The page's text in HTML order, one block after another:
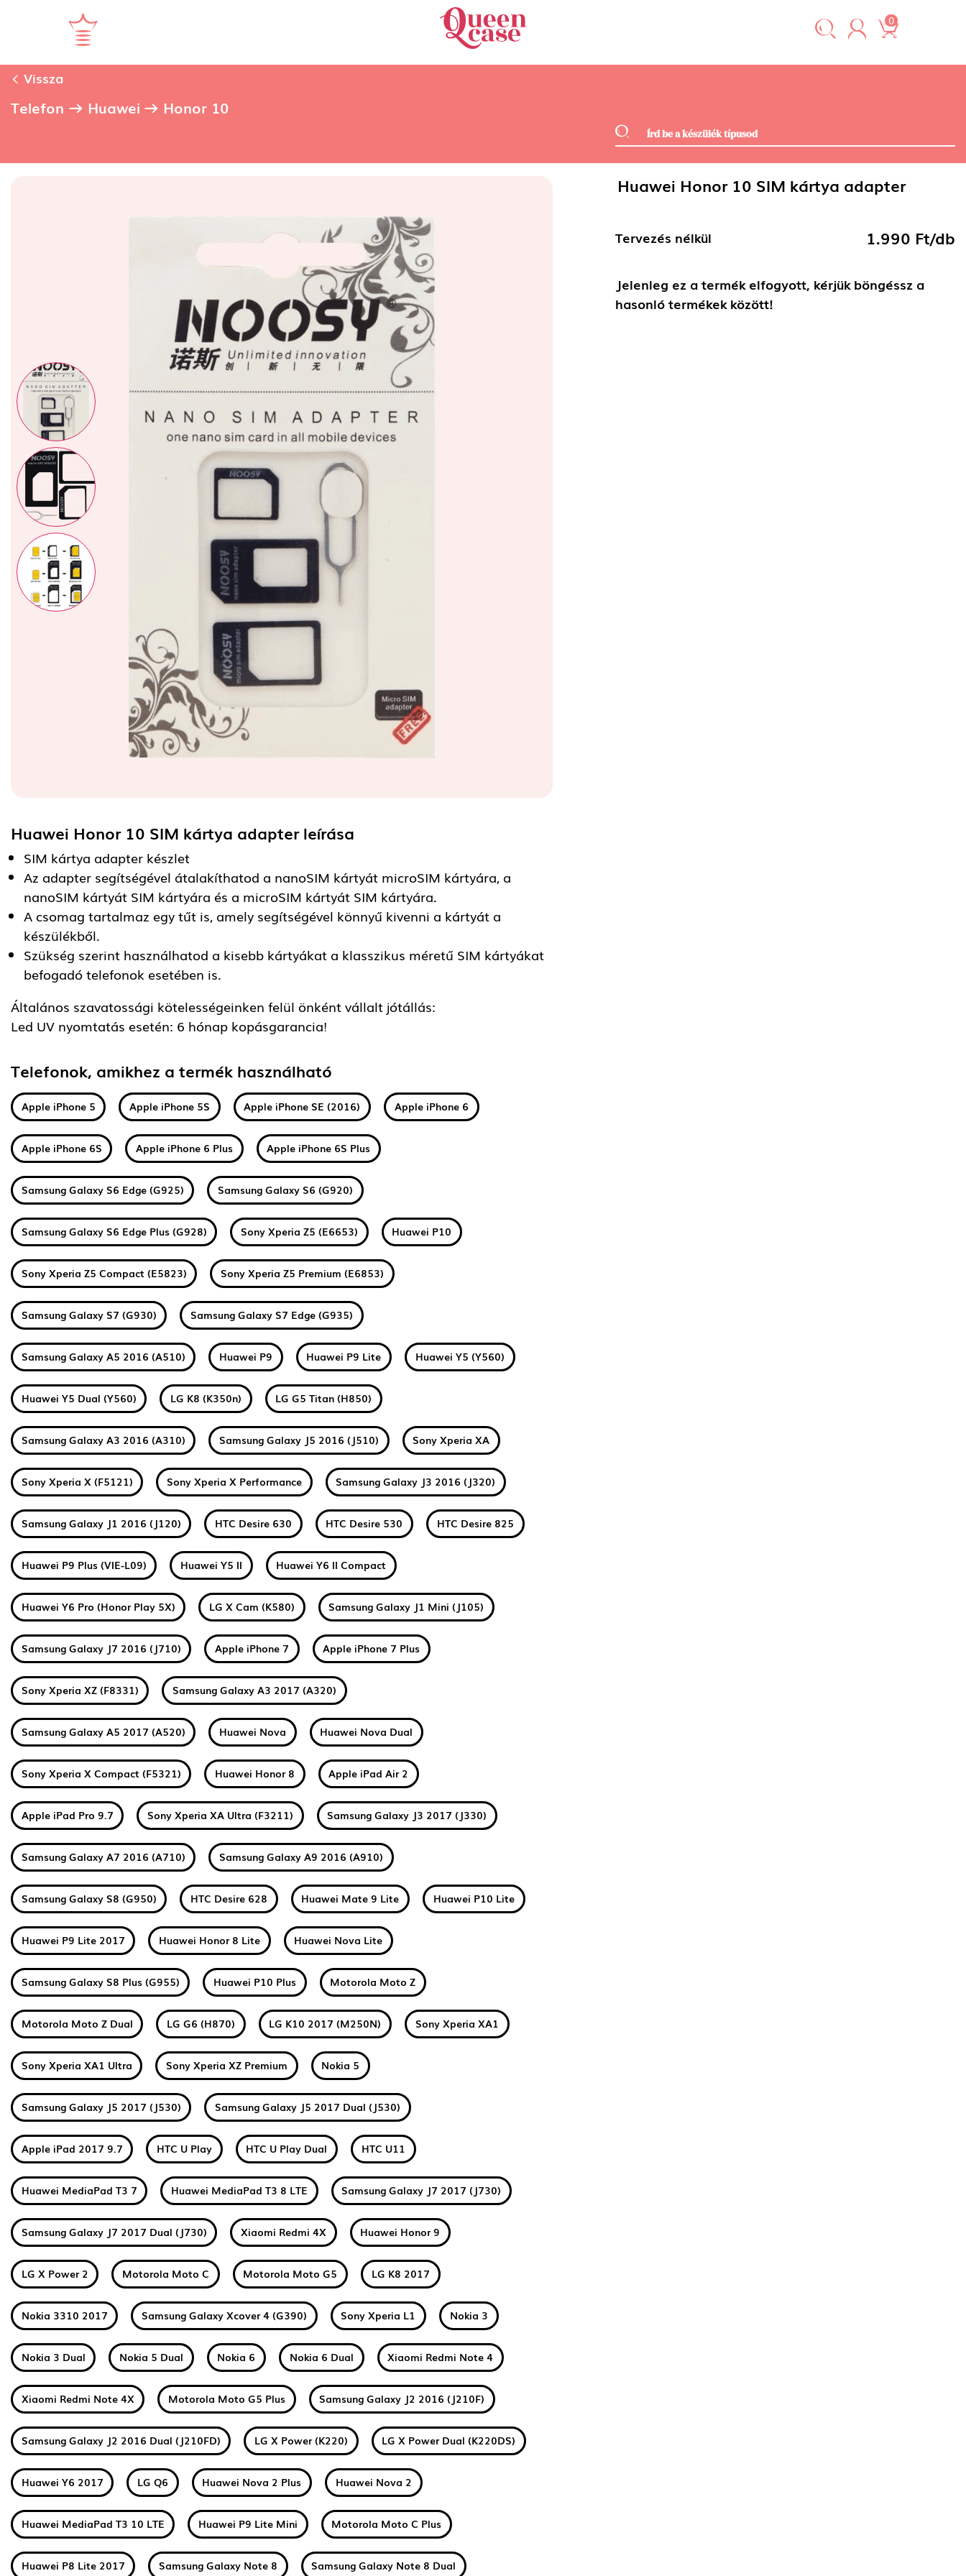
0
Vissza
Telefon Huawei Honor 10
Huawei Honor 10 SIM kártya adapterleírása
SIM kártya adapter készlet
Az adapter segítségével átalakíthatod a nanoSIM kártyát microSIM kártyára, a
nanoSIM kártyát SIM kártyára és a microSIM kártyát SIM kártyára.
A csomag tartalmaz egy tűt is, amely segítségével könnyű kivenni a kártyát a
készülékből.
Szükség szerint használhatod a kisebb kártyákat a klasszikus méretű SIM kártyákat
befogadó telefonok esetében is.
Általános szavatossági kötelességeinken felül önként vállalt jótállás:
Led UV nyomtatás esetén: 6 hónap kopásgarancia!
Telefonok, amikhez a termék használható
Apple iPhone 5 Apple iPhone 5S Apple iPhone SE (2016) Apple iPhone 6
Apple iPhone 6S Apple iPhone 6 Plus Apple iPhone 6S Plus
Samsung Galaxy S6 Edge (G925) Samsung Galaxy S6 (G920)
Samsung Galaxy S6 Edge Plus (G928) Sony Xperia Z5 (E6653) Huawei P10
Sony Xperia Z5 Compact (E5823) Sony Xperia Z5 Premium (E6853)
Samsung Galaxy S7 (G930) Samsung Galaxy S7 Edge (G935)
Samsung Galaxy A5 2016 (A510) Huawei P9 Huawei P9 Lite Huawei Y5 (Y560)
Huawei Y5 Dual (Y560) LG K8 (K350n) LG G5 Titan (H850)
Samsung Galaxy A3 2016 (A310) Samsung Galaxy J5 2016 (J510) Sony Xperia XA
Sony Xperia X (F5121) Sony Xperia X Performance Samsung Galaxy J3 2016 (J320)
Samsung Galaxy J1 2016 (J120) HTC Desire 630 HTC Desire 530 HTC Desire 825
Huawei P9 Plus (VIE-L09) Huawei Y5 II Huawei Y6 II Compact
Huawei Y6 Pro (Honor Play 5X) LG X Cam (K580) Samsung Galaxy J1 Mini (J105)
Samsung Galaxy J7 2016 (J710) Apple iPhone 7 Apple iPhone 7 Plus
Sony Xperia XZ (F8331) Samsung Galaxy A3 2017 (A320)
Samsung Galaxy A5 2017 (A520) Huawei Nova Huawei Nova Dual
Sony Xperia X Compact (F5321) Huawei Honor 8 Apple iPad Air 2
Apple iPad Pro 9.7 Sony Xperia XA Ultra (F3211) Samsung Galaxy J3 2017 (J330)
Samsung Galaxy A7 2016 (A710) Samsung Galaxy A9 2016 (A910)
Samsung Galaxy S8 (G950) HTC Desire 628 Huawei Mate 9 Lite Huawei P10 Lite
Huawei P9 Lite 2017 Huawei Honor 8 Lite Huawei Nova Lite
Samsung Galaxy S8 Plus (G955) Huawei P10 Plus Motorola Moto Z
Motorola Moto Z Dual LG G6 (H870) LG K10 2017 (M250N) Sony Xperia XA1
Sony Xperia XA1 Ultra Sony Xperia XZ Premium Nokia 5
Samsung Galaxy J5 2017 (J530) Samsung Galaxy J5 2017 Dual (J530)
Apple iPad 2017 9.7 HTC U Play HTC U Play Dual HTC U11
Huawei MediaPad T3 7 Huawei MediaPad T3 8 LTE Samsung Galaxy J7 2017 (J730)
Samsung Galaxy J7 2017 Dual (J730) Xiaomi Redmi 4X Huawei Honor 9
LG X Power 2 Motorola Moto C Motorola Moto G5 LG K8 2017
Nokia 3310 2017 Samsung Galaxy Xcover 4 (G390) Sony Xperia L1 Nokia 3
Nokia 3 Dual Nokia 5 Dual Nokia 6 Nokia 6 Dual Xiaomi Redmi Note 4
Xiaomi Redmi Note 4X Motorola Moto G5 Plus Samsung Galaxy J2 2016 (J210F)
Samsung Galaxy J2 2016 Dual (J210FD) LG X Power (K220) LG X Power Dual (K220DS)
Huawei Y6 2017 LG Q6 Huawei Nova 2 Plus Huawei Nova 2
Huawei MediaPad T3 10 LTE Huawei P9 Lite Mini Motorola Moto C Plus
Huawei P8 Lite 2017 Samsung Galaxy Note 8 Samsung Galaxy Note 8 Dual
Huawei Honor 10 SIM kártya adapter
Tervezés nélkül 1.990 Ft/db
Jelenleg ez a termék elfogyott, kérjük böngéssz a
hasonló termékek között!